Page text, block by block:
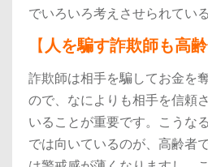
でいろいろ考えさせられてい
【 人を騙す詐欺師も高
詐欺師は相手を騙してお金を
ので、なによりも相手を信頼
いることが重要です。
こうな
では向いているのが、高齢者で